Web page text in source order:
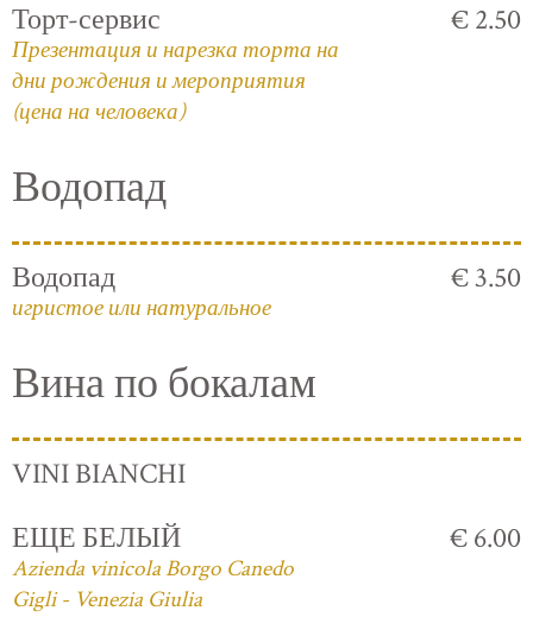
Торт-сервис
Презентация и нарезка торта на
дни рождения и мероприятия
(цена на человека)
€ 2.50
Водопад
Водопад
игристое или натуральное
€ 3.50
Вина по бокалам
VINI BIANCHI
ЕЩЕ БЕЛЫЙ
Azienda vinicola Borgo Canedo
Gigli - Venezia Giulia
€ 6.00